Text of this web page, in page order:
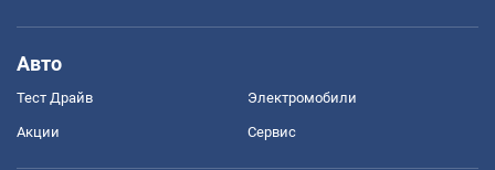
Авто
Тест Драйв Электромобили
Акции Сервис